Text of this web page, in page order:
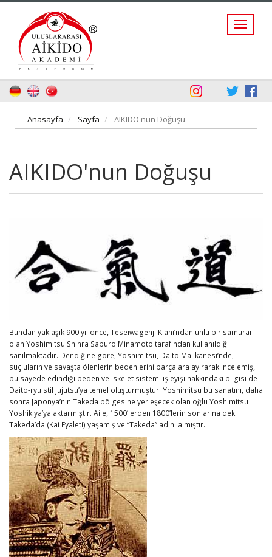
Anasayfa Sayfa AIKIDO'nun Doğuşu
AIKIDO'nun Doğuşu
Bundan yaklaşık 900 yıl önce, Teseiwagenji Klanı’ndan ünlü bir samurai
olan Yoshimitsu Shinra Saburo Minamoto tarafından kullanıldığı
sanılmaktadır. Dendiğine göre, Yoshimitsu, Daito Malikanesi’nde,
suçluların ve savaşta ölenlerin bedenlerini parçalara ayırarak incelemiş,
bu sayede edindiği beden ve iskelet sistemi işleyişi hakkındaki bilgisi de
Daito-ryu stil jujutsu’ya temel oluşturmuştur. Yoshimitsu bu sanatını, daha
sonra Japonya’nın Takeda bölgesine yerleşecek olan oğlu Yoshimitsu
Yoshikiya’ya aktarmıştır. Aile, 1500’lerden 1800’lerin sonlarına dek
Takeda’da (Kai Eyaleti) yaşamış ve “Takeda” adını almıştır.